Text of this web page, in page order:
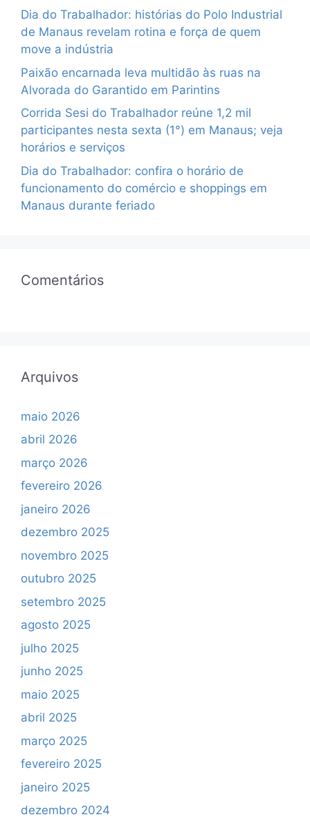
Dia do Trabalhador: histórias do Polo Industrial
de Manaus revelam rotina e força de quem
move a indústria
Paixão encarnada leva multidão às ruas na
Alvorada do Garantido em Parintins
Corrida Sesi do Trabalhador reúne 1,2 mil
participantes nesta sexta (1°) em Manaus; veja
horários e serviços
Dia do Trabalhador: confira o horário de
funcionamento do comércio e shoppings em
Manaus durante feriado
Comentários
Arquivos
maio 2026
abril 2026
março 2026
fevereiro 2026
janeiro 2026
dezembro 2025
novembro 2025
outubro 2025
setembro 2025
agosto 2025
julho 2025
junho 2025
maio 2025
abril 2025
março 2025
fevereiro 2025
janeiro 2025
dezembro 2024